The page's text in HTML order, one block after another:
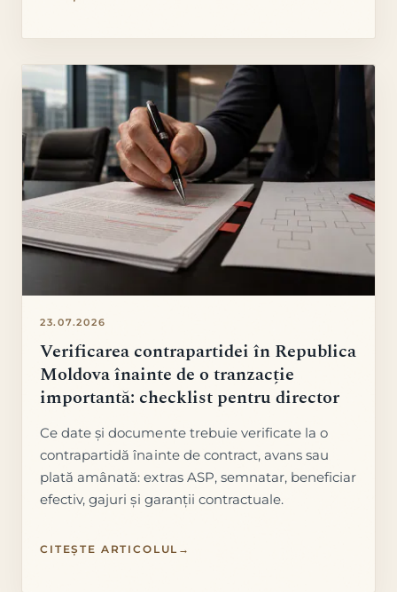
23.07.2026
Verificarea contrapartidei în Republica
Moldova înainte de o tranzacție
importantă: checklist pentru director
Ce date și documente trebuie verificate la o
contrapartidă înainte de contract, avans sau
plată amânată: extras ASP, semnatar, beneficiar
efectiv, gajuri și garanții contractuale.
CITEȘTE ARTICOLUL →